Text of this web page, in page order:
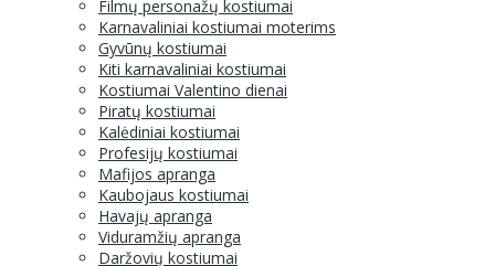
Filmų personažų kostiumai
Karnavaliniai kostiumai moterims
Gyvūnų kostiumai
Kiti karnavaliniai kostiumai
Kostiumai Valentino dienai
Piratų kostiumai
Kalėdiniai kostiumai
Profesijų kostiumai
Mafijos apranga
Kaubojaus kostiumai
Havajų apranga
Viduramžių apranga
Daržovių kostiumai